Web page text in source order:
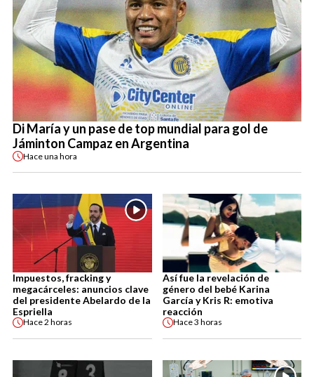
Di María y un pase de top mundial para gol de
Jáminton Campaz en Argentina
Haceuna hora
Impuestos, fracking y
megacárceles: anuncios clave
del presidente Abelardo de la
Espriella
Hace2 horas
Así fue la revelación de
género del bebé Karina
García y Kris R: emotiva
reacción
Hace3 horas